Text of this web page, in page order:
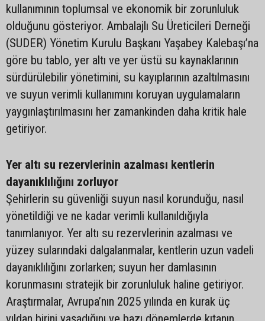
kullanımının toplumsal ve ekonomik bir zorunluluk
olduğunu gösteriyor. Ambalajlı Su Üreticileri Derneği
(SUDER) Yönetim Kurulu Başkanı Yaşabey Kalebaşı’na
göre bu tablo, yer altı ve yer üstü su kaynaklarının
sürdürülebilir yönetimini, su kayıplarının azaltılmasını
ve suyun verimli kullanımını koruyan uygulamaların
yaygınlaştırılmasını her zamankinden daha kritik hale
getiriyor.
Yer altı su rezervlerinin azalması kentlerin
dayanıklılığını zorluyor
Şehirlerin su güvenliği suyun nasıl korunduğu, nasıl
yönetildiği ve ne kadar verimli kullanıldığıyla
tanımlanıyor. Yer altı su rezervlerinin azalması ve
yüzey sularındaki dalgalanmalar, kentlerin uzun vadeli
dayanıklılığını zorlarken; suyun her damlasının
korunmasını stratejik bir zorunluluk haline getiriyor.
Araştırmalar, Avrupa’nın 2025 yılında en kurak üç